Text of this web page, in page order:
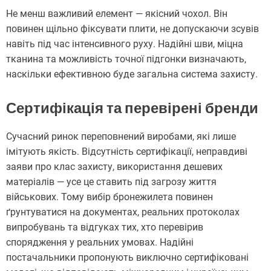
Не менш важливий елемент — якісний чохол. Він
повинен щільно фіксувати плити, не допускаючи зсувів
навіть під час інтенсивного руху. Надійні шви, міцна
тканина та можливість точної підгонки визначають,
наскільки ефективною буде загальна система захисту.
Сертифікація та перевірені бренди
Сучасний ринок переповнений виробами, які лише
імітують якість. Відсутність сертифікації, неправдиві
заяви про клас захисту, використання дешевих
матеріалів — усе це ставить під загрозу життя
військових. Тому вибір бронежилета повинен
ґрунтуватися на документах, реальних протоколах
випробувань та відгуках тих, хто перевірив
спорядження у реальних умовах. Надійні
постачальники пропонують виключно сертифіковані